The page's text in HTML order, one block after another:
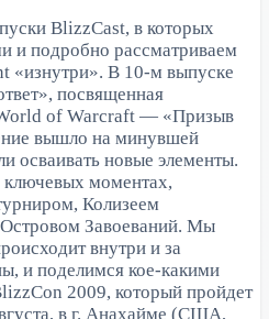
BlizzCast, в которых
и подробно рассматриваем
«изнутри». В 10-м выпуске
посвященная
of Warcraft — «Призыв
вышло на минувшей
осваивать новые элементы.
ключевых моментах,
Колизеем
Завоеваний. Мы
внутри и за
и поделимся кое-какими
2009, который пройдет
в г. Анахайме (США,